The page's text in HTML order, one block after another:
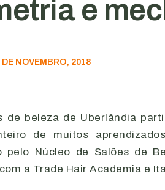
e
DE NOVEMBRO, 2018
beleza de Uberlândia
de muitos
pelo Núcleo de Salões de
a Trade Hair Academia e